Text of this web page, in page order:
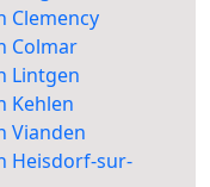
Clemency
Colmar
Lintgen
Kehlen
Vianden
Heisdorf-sur-